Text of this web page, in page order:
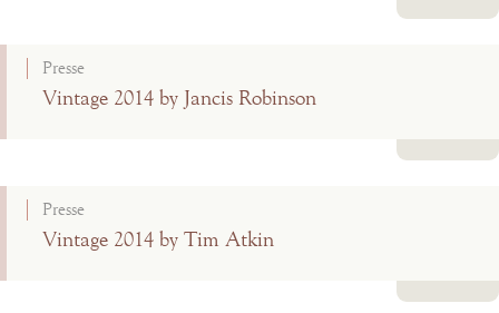
Presse
Vintage 2014 by Jancis Robinson
Presse
Vintage 2014 by Tim Atkin